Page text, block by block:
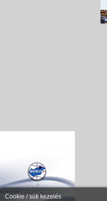
Cookie / süti kezelés